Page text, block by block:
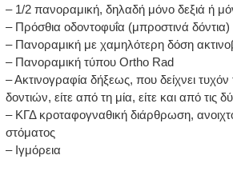
– 1/2 πανοραμική, δηλαδή μόνο δεξιά ή
– Πρόσθια οδοντοφυΐα (μπροστινά δόντια)
– Πανοραμική με χαμηλότερη δόση
– Πανοραμική τύπου Ortho Rad
– Aκτινογραφία δήξεως, που δείχνει
δοντιών, είτε από τη μία, είτε και από τις
– ΚΓΔ κροταφογναθική διάρθρωση,
στόματος
– Ιγμόρεια